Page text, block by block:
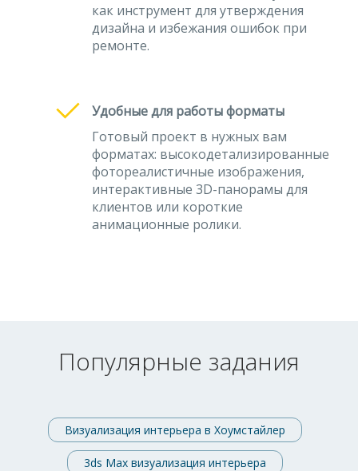
как инструмент для утверждения
дизайна и избежания ошибок при
ремонте.
Удобные для работы форматы
Готовый проект в нужных вам
форматах: высокодетализированные
фотореалистичные изображения,
интерактивные 3D-панорамы для
клиентов или короткие
анимационные ролики.
Популярные задания
Визуализация интерьера в Хоумстайлер
3ds Max визуализация интерьера